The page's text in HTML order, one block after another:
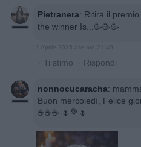
Pietranera: Ritira il
the winner Is...🥳🥳🥳
1 Aprile 2025 alle ore 21:49
· Ti stimo · Rispondi
nonnocucaracha:
Buon mercoledì, Felice
☕☕☕ 🌷💐🌷